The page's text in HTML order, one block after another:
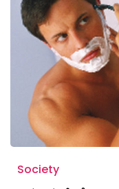
Society